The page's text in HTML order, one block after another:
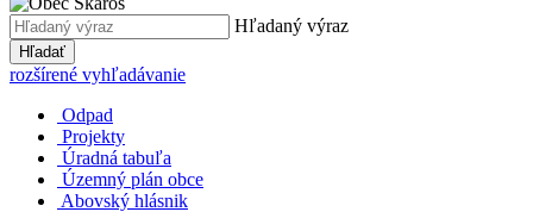
Hľadaný výraz
Hľadať
rozšírené vyhľadávanie
Odpad
Projekty
Úradná tabuľa
Územný plán obce
Abovský hlásnik